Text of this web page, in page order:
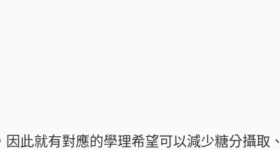
此就有對應的學理希望可以減少糖分攝取、